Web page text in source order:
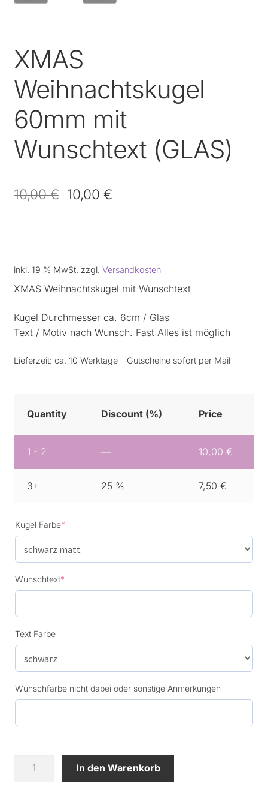
XMAS
Weihnachtskugel
60mm mit
Wunschtext (GLAS)
10,00€ 10,00€
inkl. 19 % MwSt. zzgl. Versandkosten
XMAS Weihnachtskugel mit Wunschtext
Kugel Durchmesser ca. 6cm / Glas
Text / Motiv nach Wunsch. Fast Alles ist möglich
Lieferzeit: ca. 10 Werktage - Gutscheine sofort per Mail
Quantity Discount (%) Price
1 - 2 — 10,00€
3+ 25 % 7,50€
Kugel Farbe*(required)
Wunschtext*(required)
Text Farbe
Wunschfarbe nicht dabei oder sonstige Anmerkungen
XMAS
In den Warenkorb